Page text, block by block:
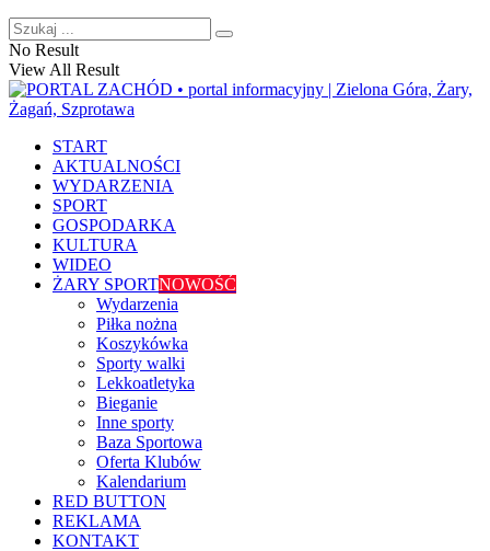
No Result
View All Result
START
AKTUALNOŚCI
WYDARZENIA
SPORT
GOSPODARKA
KULTURA
WIDEO
ŻARY SPORTNOWOŚĆ
Wydarzenia
Piłka nożna
Koszykówka
Sporty walki
Lekkoatletyka
Bieganie
Inne sporty
Baza Sportowa
Oferta Klubów
Kalendarium
RED BUTTON
REKLAMA
KONTAKT